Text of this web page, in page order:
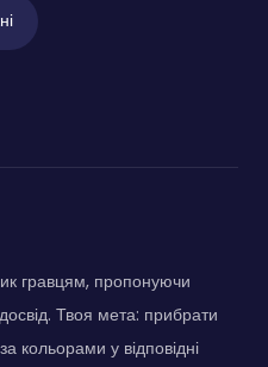
гравцям, пропонуючи
Твоя мета: прибрати
кольорами у відповідні